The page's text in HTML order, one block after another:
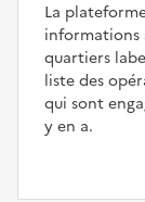
La
informations
quartiers
liste des
qui sont
y en a.